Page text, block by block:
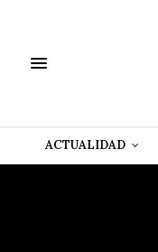
ACTUALIDAD